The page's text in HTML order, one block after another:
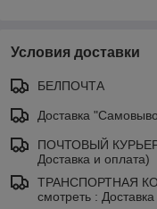
Условия доставки
БЕЛПОЧТА
Доставка
ПОЧТОВЫЙ КУРЬЕР
Доставка и оплата)
ТРАНСПОРТНАЯ
смотреть :